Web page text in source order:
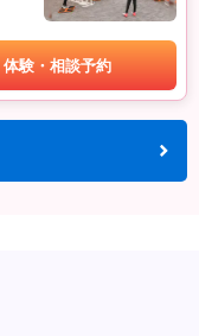
体験・相談予約